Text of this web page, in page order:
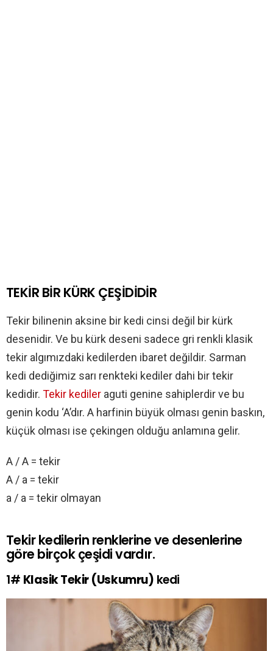
TEKİR BİR KÜRK ÇEŞİDİDİR
Tekir bilinenin aksine bir kedi cinsi değil bir kürk
desenidir. Ve bu kürk deseni sadece gri renkli klasik
tekir algımızdaki kedilerden ibaret değildir. Sarman
kedi dediğimiz sarı renkteki kediler dahi bir tekir
kedidir. Tekir kediler aguti genine sahiplerdir ve bu
genin kodu ‘A’dır. A harfinin büyük olması genin baskın,
küçük olması ise çekingen olduğu anlamına gelir.
A / A = tekir
A / a = tekir
a / a = tekir olmayan
Tekir kedilerin renklerine ve desenlerine
göre birçok çeşidi vardır.
1# Klasik Tekir (Uskumru) kedi